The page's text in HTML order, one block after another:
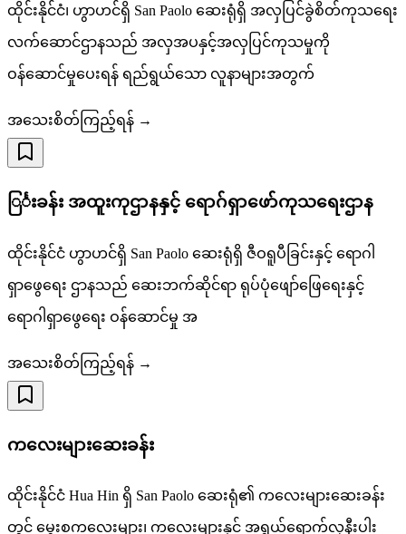
ထိုင်းနိုင်ငံ၊ ဟွာဟင်ရှိ San Paolo ဆေးရုံရှိ အလှပြင်ခွဲစိတ်ကုသရေး
လက်ဆောင်ဌာနသည် အလှအပနှင့်အလှပြင်ကုသမှုကို
ဝန်ဆောင်မှုပေးရန် ရည်ရွယ်သော လူနာများအတွက်
အသေးစိတ်ကြည့်ရန် →
ြင်္းခန်း အထူးကုဌာနနှင့် ရောဂ်ရှာဖော်ကုသရေးဌာန
ထိုင်းနိုင်ငံ ဟွာဟင်ရှိ San Paolo ဆေးရုံရှိ ဇီဝရူပီခြင်းနှင့် ရောဂါ
ရှာဖွေရေး ဌာနသည် ဆေးဘက်ဆိုင်ရာ ရုပ်ပုံဖျော်ဖြေရေးနှင့်
ရောဂါရှာဖွေရေး ဝန်ဆောင်မှု အ
အသေးစိတ်ကြည့်ရန် →
ကလေးများဆေးခန်း
ထိုင်းနိုင်ငံ Hua Hin ရှိ San Paolo ဆေးရုံ၏ ကလေးများဆေးခန်း
တွင် မွေးစကလေးများ၊ ကလေးများနှင့် အရွယ်ရောက်လုနီးပါး